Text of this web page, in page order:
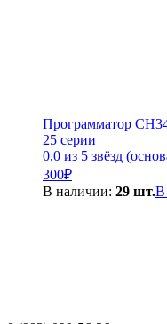
Программатор
25 серии
0,0 из 5 звёзд
300₽
В наличии: 29 шт.В